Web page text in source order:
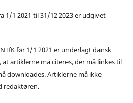
1/1 2021 til 31/12 2023 er udgivet
før 1/1 2021 er underlagt dansk
artiklerne må citeres, der må linkes til
downloades. Artiklerne må ikke
redaktøren.